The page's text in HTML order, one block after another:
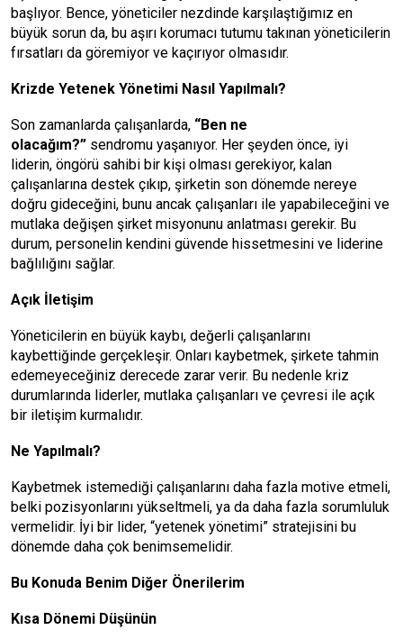
başlıyor. Bence, yöneticiler nezdinde karşılaştığımız en
büyük sorun da, bu aşırı korumacı tutumu takınan yöneticilerin
fırsatları da göremiyor ve kaçırıyor olmasıdır.
Krizde Yetenek Yönetimi Nasıl Yapılmalı?
Son zamanlarda çalışanlarda, “Ben ne
olacağım?” sendromu yaşanıyor. Her şeyden önce, iyi
liderin, öngörü sahibi bir kişi olması gerekiyor, kalan
çalışanlarına destek çıkıp, şirketin son dönemde nereye
doğru gideceğini, bunu ancak çalışanları ile yapabileceğini ve
mutlaka değişen şirket misyonunu anlatması gerekir. Bu
durum, personelin kendini güvende hissetmesini ve liderine
bağlılığını sağlar.
Açık İletişim
Yöneticilerin en büyük kaybı, değerli çalışanlarını
kaybettiğinde gerçekleşir. Onları kaybetmek, şirkete tahmin
edemeyeceğiniz derecede zarar verir. Bu nedenle kriz
durumlarında liderler, mutlaka çalışanları ve çevresi ile açık
bir iletişim kurmalıdır.
Ne Yapılmalı?
Kaybetmek istemediği çalışanlarını daha fazla motive etmeli,
belki pozisyonlarını yükseltmeli, ya da daha fazla sorumluluk
vermelidir. İyi bir lider, “yetenek yönetimi” stratejisini bu
dönemde daha çok benimsemelidir.
Bu Konuda Benim Diğer Önerilerim
Kısa Dönemi Düşünün